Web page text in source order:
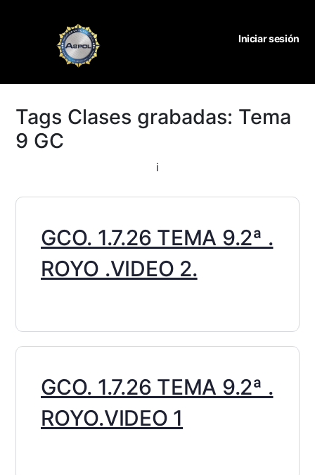
Iniciar sesión
Tags Clases grabadas: Tema
9 GC
i
GCO. 1.7.26 TEMA 9.2ª .
ROYO .VIDEO 2.
GCO. 1.7.26 TEMA 9.2ª .
ROYO.VIDEO 1